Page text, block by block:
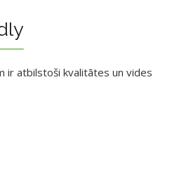
ir atbilstoši kvalitātes un vides